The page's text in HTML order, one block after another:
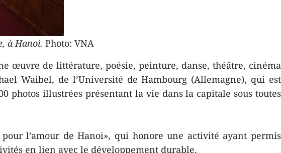
à Hanoi. Photo: VNA
œuvre de littérature, poésie, peinture, danse, théâtre, cinéma
Waibel, de l’Université de Hambourg (Allemagne), qui est
illustrées présentant la vie dans la capitale sous toutes
l’amour de Hanoi», qui honore une activité ayant permis
en lien avec le développement durable.